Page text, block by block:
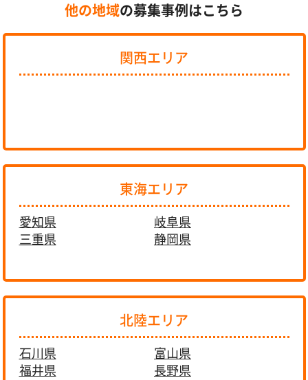
他の地域の募集事例はこちら
関西エリア
東海エリア
愛知県
岐阜県
三重県
静岡県
北陸エリア
石川県
富山県
福井県
長野県